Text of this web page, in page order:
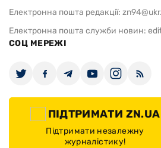
Електронна пошта редакції:
Електронна пошта служби новин:
СОЦ МЕРЕЖІ
ПІДТРИМАТИ ZN.UA
Підтримати незалежну
журналістику!